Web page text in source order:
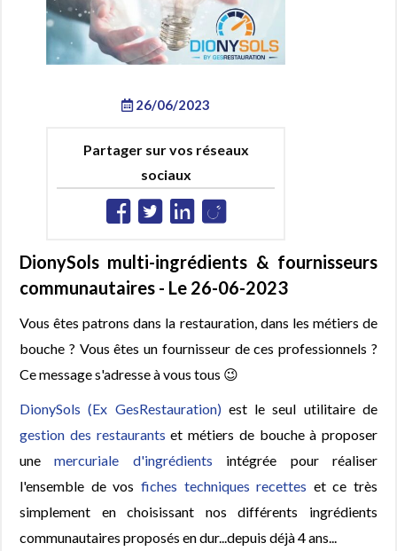
26/06/2023
Partager sur vos réseaux
sociaux
DionySols multi-ingrédients & fournisseurs
communautaires - Le 26-06-2023
Vous êtes patrons dans la restauration, dans les métiers de
bouche ? Vous êtes un fournisseur de ces professionnels ?
Ce message s'adresse à vous tous 😉
DionySols (Ex GesRestauration)est le seul utilitaire de
gestion des restaurants et métiers de bouche à proposer
unemercuriale d'ingrédients intégrée pour réaliser
l'ensemble de vos fiches techniques recettes et ce très
simplement en choisissant nos différents ingrédients
communautaires proposés en dur...depuis déjà 4 ans...